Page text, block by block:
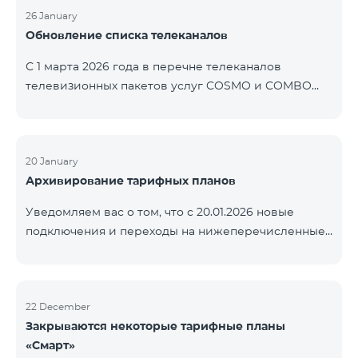
контролем нашей компании. В настоящее время
точные сроки восстановления услуг неизвестны.
предоставлена по мере изменения ситуации.
Благодарим за понимание.
26 January
Обновление списка телеканалов
С 1 марта 2026 года в перечне телеканалов
телевизионных пакетов услуг COSMO и COMBO
только в тех регионах, где их трансляция является
обязательной. Данные изменения реализуются в
телевизионной платформы и полностью
соответствуют нормам местного вещания.
20 January
Архивирование тарифных планов
Уведомляем вас о том, что с 20.01.2026 новые
подключения и переходы на нижеперечисленные
22 December
Закрываются некоторые тарифные планы
«Смарт»